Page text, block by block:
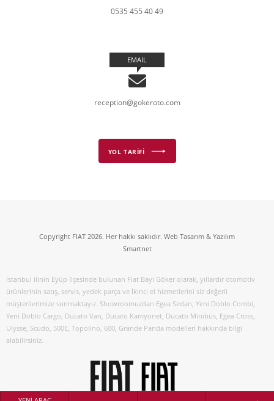
0535 455 40 49
EMAIL
reception@gokeroto.com
YOL TARİFİ
Copyright FIAT 2026. Her hakkı saklıdır. Web Tasarım & Yazılım
Smartnet
İstanbul ilinin Eyüp ilçesinde bulunan Fiat Bayi Göker olarak, yıllardır otomotiv
ürünlerinin satış, servis, yedek parça ve İkinci el hizmetlerini siz değerli
müşterilerimize sunmaktayız. Showroomuzdan Egea Sedan, Yeni Doblo Combi,
Yeni Doblo Cargo, Ducato Van, Ducato Kamyonet, Ducato Minibüs, Egea Cross,
Ulysse, Scudo, 500E, Topolino, 600, Grande Panda modelleri hakkında bilgi
alabilirsiniz.